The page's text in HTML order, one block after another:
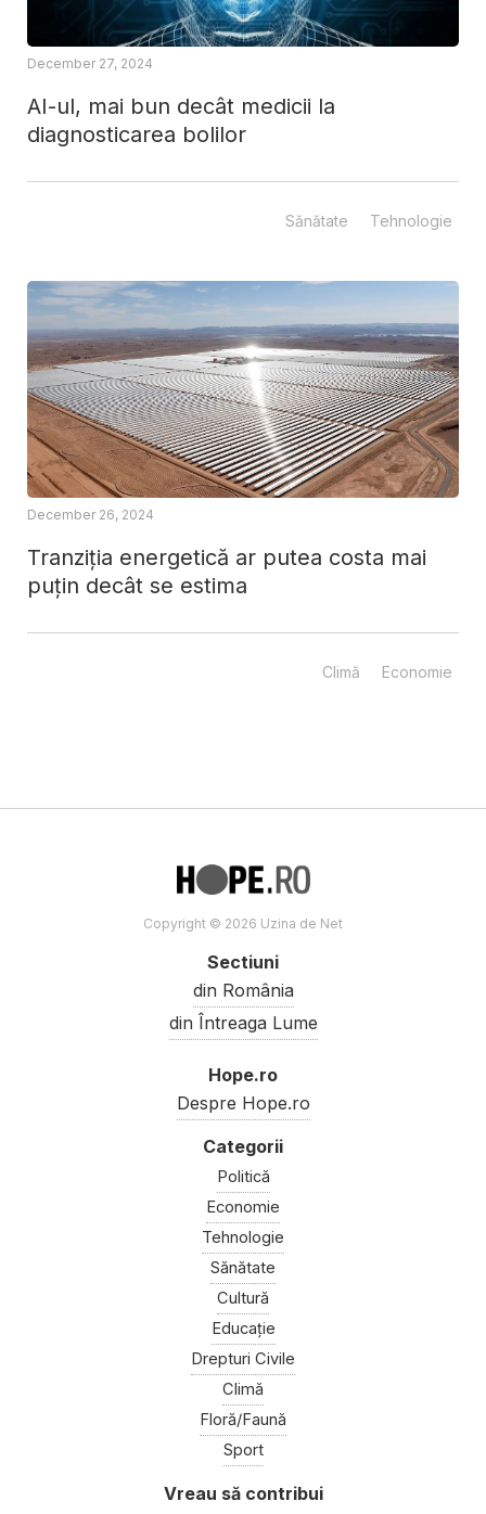
AI-ul, mai bun decât medicii la
diagnosticarea bolilor
December 27, 2024
Sănătate Tehnologie
Tranziția energetică ar putea costa mai
puțin decât se estima
December 26, 2024
Climă Economie
Copyright © 2026 Uzina de Net
Sectiuni
din România
din Întreaga Lume
Hope.ro
Despre Hope.ro
Politică
Economie
Tehnologie
Sănătate
Cultură
Educație
Drepturi Civile
Climă
Floră/Faună
Sport